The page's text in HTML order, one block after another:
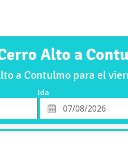
Alto a
a Contulmo para el
Ida
Fecha
de